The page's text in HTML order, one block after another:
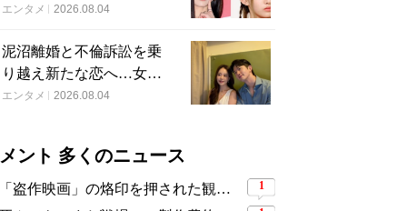
歳妹、多国籍7人組でつい
エンタメ 2026.08.04
泥沼離婚と不倫訴訟を乗
り越え新たな恋へ…女性
YouTuberが選んだのは身
エンタメ 2026.08.04
ント 多くのニュース
「盗作映画」の烙印を押された観客動員1,691万人の大ヒット作、裁判所の判断ですべてが覆った 1